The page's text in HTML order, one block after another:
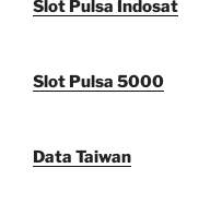
Slot Pulsa Indosat
Slot Pulsa 5000
Data Taiwan